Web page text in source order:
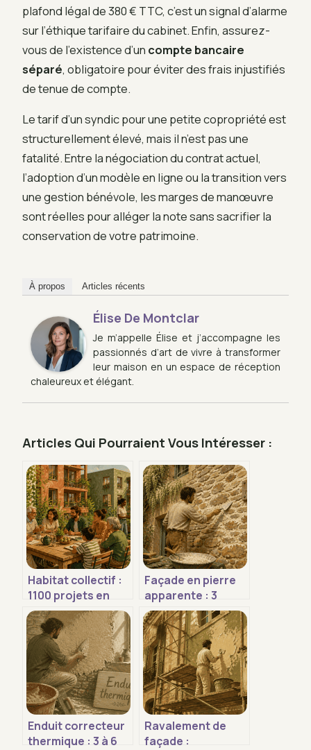
plafond légal de 380 € TTC, c’est un signal d’alarme
sur l’éthique tarifaire du cabinet. Enfin, assurez-
vous de l’existence d’un compte bancaire
séparé, obligatoire pour éviter des frais injustifiés
de tenue de compte.
Le tarif d’un syndic pour une petite copropriété est
structurellement élevé, mais il n’est pas une
fatalité. Entre la négociation du contrat actuel,
l’adoption d’un modèle en ligne ou la transition vers
une gestion bénévole, les marges de manœuvre
sont réelles pour alléger la note sans sacrifier la
conservation de votre patrimoine.
À propos Articles récents
Élise De Montclar
Je m’appelle Élise et j’accompagne les
passionnés d’art de vivre à transformer
leur maison en un espace de réception
chaleureux et élégant.
Articles Qui Pourraient Vous Intéresser :
Habitat collectif :
1100 projets en
France et les
leviers pour
réussir votre vie
en commun
Façade en pierre
apparente : 3
étapes pour
réussir sa
rénovation et
éviter les
infiltrations
Enduit correcteur
thermique : 3 à 6
Ravalement de
façade :